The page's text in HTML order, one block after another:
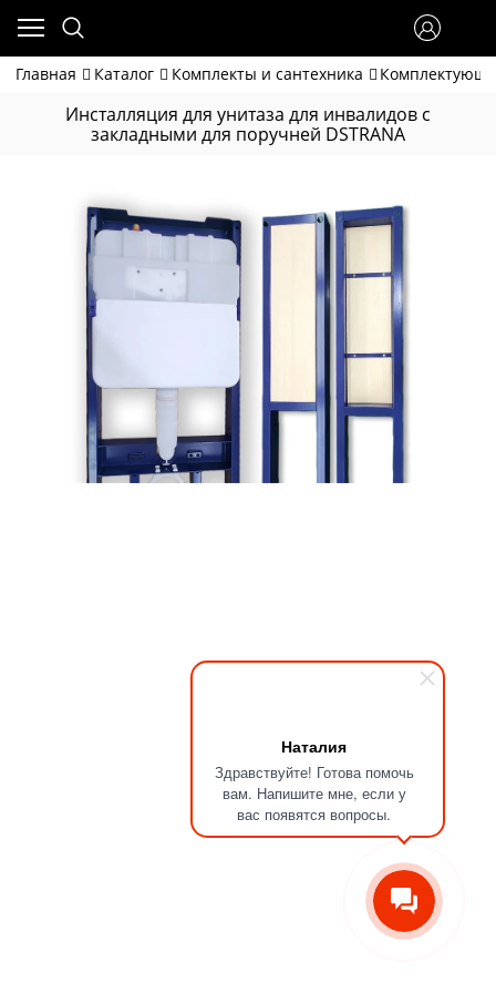
Наталия
Здравствуйте! Готова помочь
вам. Напишите мне, если у
вас появятся вопросы.
Главная Каталог Комплекты и сантехника
Инсталляция для унитаза для инвалидов с
закладными для поручней DSTRANA